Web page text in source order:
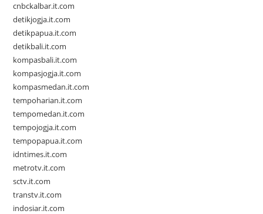
cnbckalbar.it.com
detikjogja.it.com
detikpapua.it.com
detikbali.it.com
kompasbali.it.com
kompasjogja.it.com
kompasmedan.it.com
tempoharian.it.com
tempomedan.it.com
tempojogja.it.com
tempopapua.it.com
idntimes.it.com
metrotv.it.com
sctv.it.com
transtv.it.com
indosiar.it.com